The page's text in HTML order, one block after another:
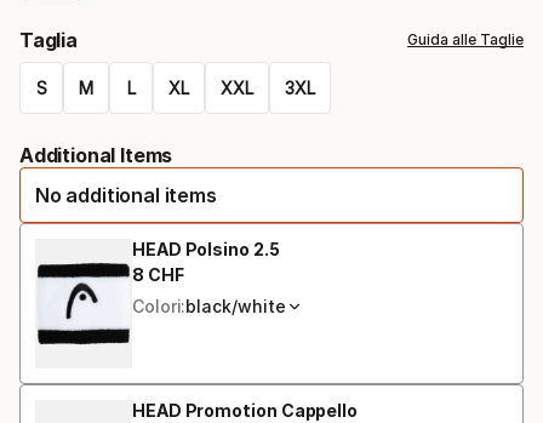
Taglia Guida alle Taglie
S M L XL XXL 3XL
Additional Items
No additional items
HEAD Polsino 2.5
8 CHF
Prezzo finale
Colori:black/white
HEAD Promotion Cappello